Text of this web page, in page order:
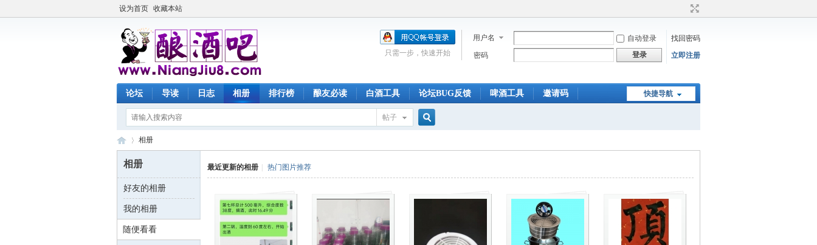
设为首页 收藏本站
用户名 自动登录
找回密码
密码
登录 立即注册
只需一步，快速开始
快捷导航
论坛 导读 日志 相册 排行榜 酿友必读 白酒工具 论坛BUG反馈 啤酒工具 邀请码
帖子
酿 ›
相册
相册
好友的相册
我的相册
随便看看
最近更新的相册 热门图片推荐